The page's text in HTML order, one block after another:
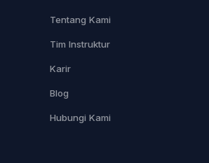
Tentang Kami
Tim Instruktur
Karir
Blog
Hubungi Kami